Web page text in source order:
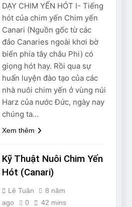
DẠY CHIM YẾN HÓT I- Tiếng
hót của chim yến Chim yến
Canari (Nguồn gốc từ các
đảo Canaries ngoài khơi bờ
biển phía tây châu Phi) có
giọng hót hay. Rồi qua sự
huấn luyện đào tạo của các
nhà nuôi chim yến ở vùng núi
Harz của nước Đức, ngày nay
chúng ta…
Xem thêm
Kỹ Thuật Nuôi Chim Yến
Hót (Canari)
Lê Tuân
8 năm
ago
0 42 mins